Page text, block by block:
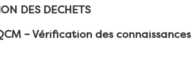
DES DECHETS
– Vérification des connaissances